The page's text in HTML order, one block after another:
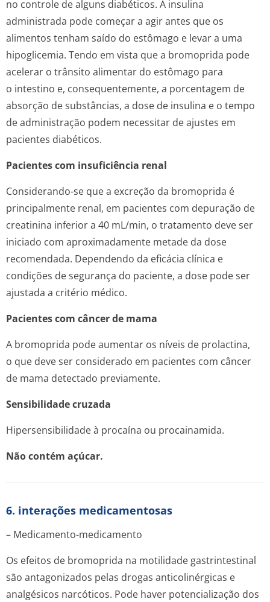
no controle de alguns diabéticos. A insulina
administrada pode começar a agir antes que os
alimentos tenham saído do estômago e levar a uma
hipoglicemia. Tendo em vista que a bromoprida pode
acelerar o trânsito alimentar do estômago para
o intestino e, consequentemente, a porcentagem de
absorção de substâncias, a dose de insulina e o tempo
de administração podem necessitar de ajustes em
pacientes diabéticos.
Pacientes com insuficiência renal
Considerando-se que a excreção da bromoprida é
principalmente renal, em pacientes com depuração de
creatinina inferior a 40 mL/min, o tratamento deve ser
iniciado com aproximadamente metade da dose
recomendada. Dependendo da eficácia clínica e
condições de segurança do paciente, a dose pode ser
ajustada a critério médico.
Pacientes com câncer de mama
A bromoprida pode aumentar os níveis de prolactina,
o que deve ser considerado em pacientes com câncer
de mama detectado previamente.
Sensibilidade cruzada
Hipersensibilidade à procaína ou procainamida.
Não contém açúcar.
6. interações medicamentosas
– Medicamento-medicamento
Os efeitos de bromoprida na motilidade gastrintestinal
são antagonizados pelas drogas anticolinérgicas e
analgésicos narcóticos. Pode haver potencialização dos